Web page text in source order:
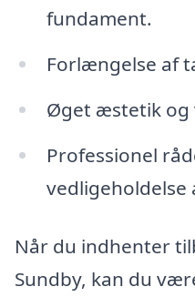
fundament.
Forlængelse af
Øget æstetik og
Professionel
Når du indhenter
Sundby, kan du